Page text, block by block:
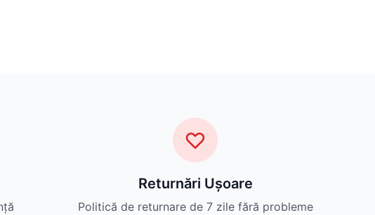
Returnări Ușoare
Politică de returnare de 7 zile fără probleme